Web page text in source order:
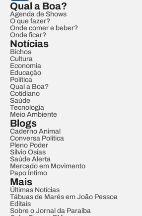
Qual a Boa?
Agenda de Shows
O que fazer?
Onde comer e beber?
Onde ficar?
Notícias
Bichos
Cultura
Economia
Educação
Política
Qual a Boa?
Cotidiano
Saúde
Tecnologia
Meio Ambiente
Blogs
Caderno Animal
Conversa Política
Pleno Poder
Sílvio Osias
Saúde Alerta
Mercado em Movimento
Papo Íntimo
Mais
Últimas Notícias
Tábuas de Marés em João Pessoa
Editais
Sobre o Jornal da Paraíba